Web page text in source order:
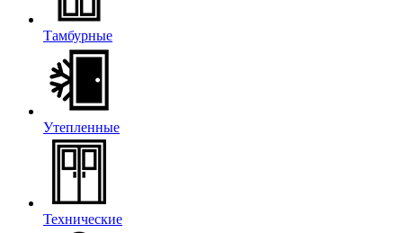
Тамбурные
Утепленные
Технические